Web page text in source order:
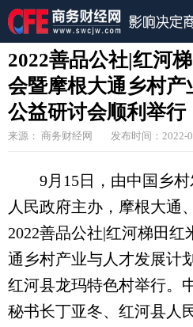
2022善品公社|红河
会暨摩根大通乡村产
公益研讨会顺利举行
来源： 商务财经网 发布时间：2022-
9月15日，由中国乡村
人民政府主办，摩根大通
2022善品公社|红河梯田
通乡村产业与人才发展计
红河县龙玛特色村举行。
秘书长丁亚冬、红河县人